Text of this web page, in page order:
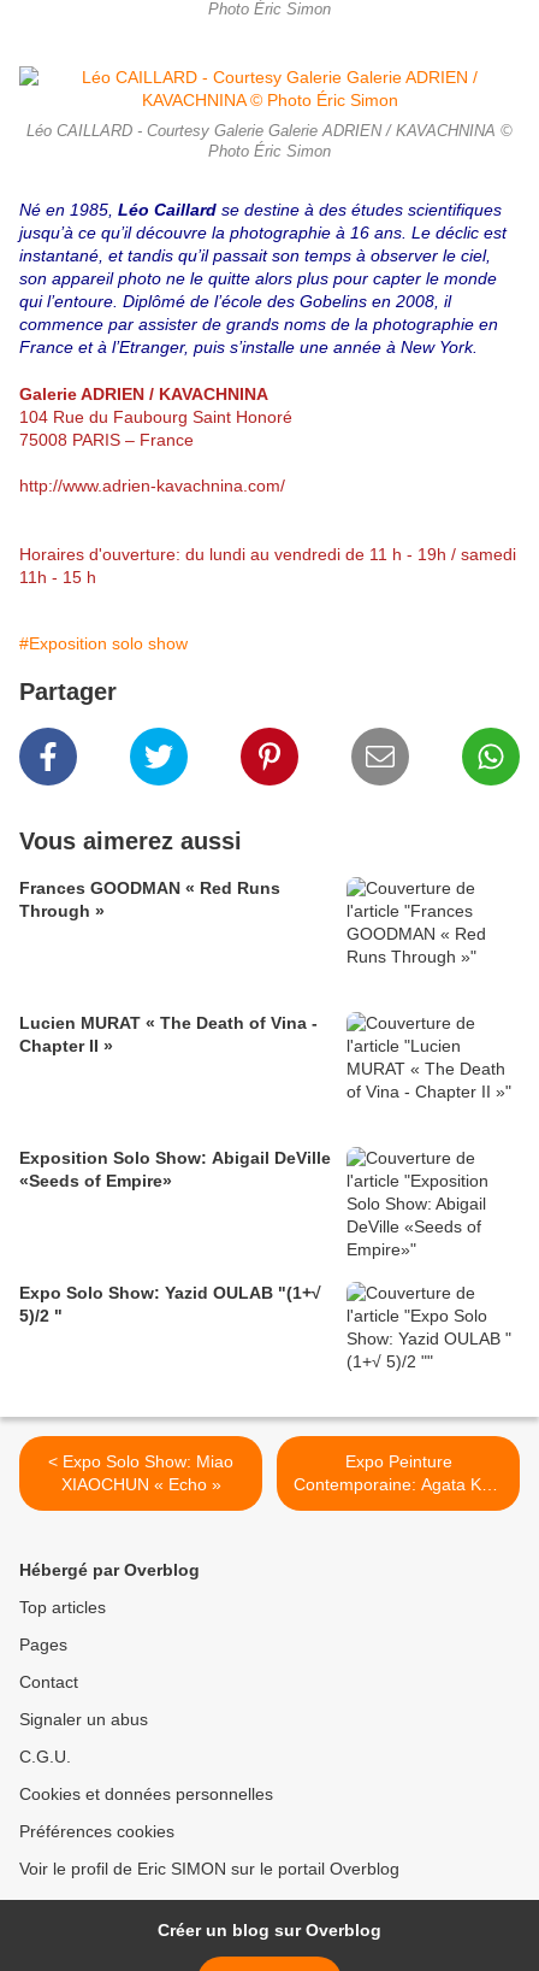
Photo Éric Simon
Léo CAILLARD - Courtesy Galerie Galerie ADRIEN / KAVACHNINA ©
Photo Éric Simon
Né en 1985, Léo Caillard se destine à des études scientifiques
jusqu’à ce qu’il découvre la photographie à 16 ans. Le déclic est
instantané, et tandis qu’il passait son temps à observer le ciel,
son appareil photo ne le quitte alors plus pour capter le monde
qui l’entoure. Diplômé de l’école des Gobelins en 2008, il
commence par assister de grands noms de la photographie en
France et à l’Etranger, puis s’installe une année à New York.
Galerie ADRIEN / KAVACHNINA
104 Rue du Faubourg Saint Honoré
75008 PARIS – France
http://www.adrien-kavachnina.com/
Horaires d'ouverture: du lundi au vendredi de 11 h - 19h / samedi
11h - 15 h
#Exposition solo show
Partager
Vous aimerez aussi
Frances GOODMAN « Red Runs
Through »
Lucien MURAT « The Death of Vina -
Chapter II »
Exposition Solo Show: Abigail DeVille
«Seeds of Empire»
Expo Solo Show: Yazid OULAB "(1+√
5)/2 "
< Expo Solo Show: Miao
XIAOCHUN « Echo »
Expo Peinture
Contemporaine: Agata KUS
" Mademoiselle" >
Hébergé par Overblog
Top articles
Pages
Contact
Signaler un abus
C.G.U.
Cookies et données personnelles
Préférences cookies
Voir le profil de Eric SIMON sur le portail Overblog
Créer un blog sur Overblog